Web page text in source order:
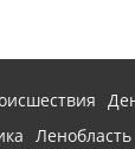
Ленобласть